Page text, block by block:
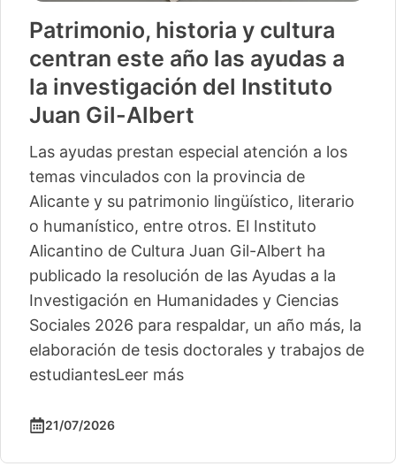
Patrimonio, historia y cultura
centran este año las ayudas a
la investigación del Instituto
Juan Gil-Albert
Las ayudas prestan especial atención a los
temas vinculados con la provincia de
Alicante y su patrimonio lingüístico, literario
o humanístico, entre otros. El Instituto
Alicantino de Cultura Juan Gil-Albert ha
publicado la resolución de las Ayudas a la
Investigación en Humanidades y Ciencias
Sociales 2026 para respaldar, un año más, la
elaboración de tesis doctorales y trabajos de
estudiantesLeer más
21/07/2026